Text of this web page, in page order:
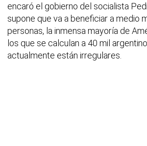
encaró el gobierno del socialista
supone que va a beneficiar a medio
personas, la inmensa mayoría de
los que se calculan a 40 mil
actualmente están irregulares.